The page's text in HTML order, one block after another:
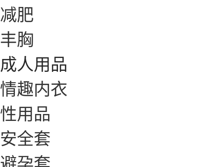
减肥
丰胸
成人用品
情趣内衣
性用品
安全套